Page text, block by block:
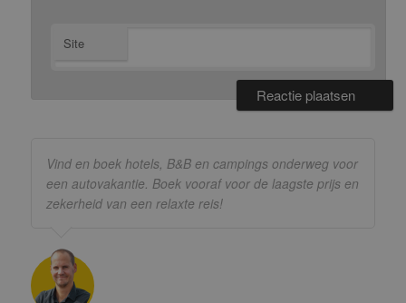
Site
Vind en boek hotels, B&B en campings onderweg voor
een autovakantie. Boek vooraf voor de laagste prijs en
zekerheid van een relaxte reis!